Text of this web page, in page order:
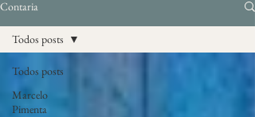
Contaria
Todos posts
Marcelo
Pimenta
Todos posts